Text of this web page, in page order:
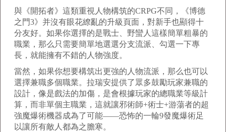
與《開拓者》這類重視人物構筑的CRPG不同，《博德
之門3》并沒有眼花繚亂的升級頁面，對新手也顯得十
分友好。如果你選擇的是戰士、野蠻人這樣簡單粗暴的
職業，那么只需要簡單地選選分支流派、勾選一下專
長，就能擁有不錯的人物強度。
當然，如果你想要構筑出更強的人物流派，那么也可以
選擇兼職多個職業。拉瑞安提供了眾多鼓勵玩家兼職的
設計，像是戲法的加傷，是會根據玩家的總職業等級計
算，而非單個主職業，這就讓邪術師+術士+游蕩者的超
強魔爆術機器成為了可能——恐怖的一輪9發魔爆術足
以讓所有敵人都為之膽寒。